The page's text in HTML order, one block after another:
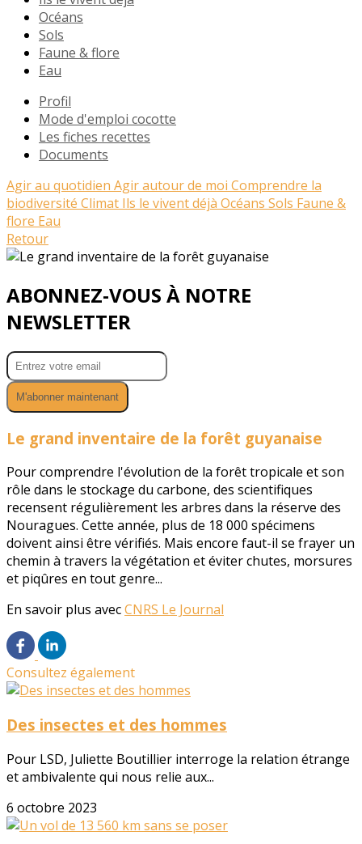
Océans
Sols
Faune & flore
Eau
Profil
Mode d'emploi cocotte
Les fiches recettes
Documents
Agir au quotidien Agir autour de moi Comprendre la
biodiversité Climat Ils le vivent déjà Océans Sols Faune &
flore Eau
Retour
ABONNEZ-VOUS À NOTRE
NEWSLETTER
M'abonner maintenant
Le grand inventaire de la forêt guyanaise
Pour comprendre l'évolution de la forêt tropicale et son
rôle dans le stockage du carbone, des scientifiques
recensent régulièrement les arbres dans la réserve des
Nouragues. Cette année, plus de 18 000 spécimens
doivent ainsi être vérifiés. Mais encore faut-il se frayer un
chemin à travers la végétation et éviter chutes, morsures
et piqûres en tout genre...
En savoir plus avecCNRS Le Journal
Consultez également
Des insectes et des hommes
Pour LSD, Juliette Boutillier interroge la relation étrange
et ambivalente qui nous relie aux...
6 octobre 2023